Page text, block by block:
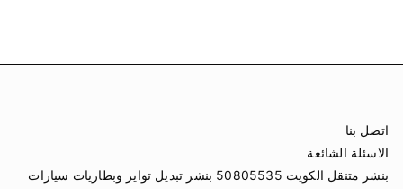
اتصل بنا
الاسئلة الشائعة
بنشر متنقل الكويت 50805535 بنشر تبديل تواير وبطاريات سيارات